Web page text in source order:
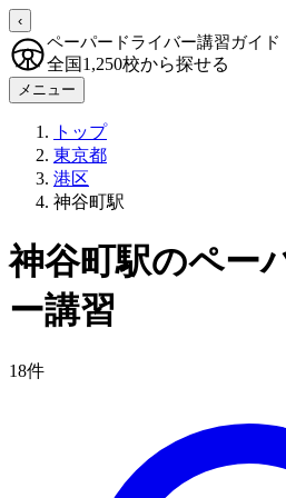
‹
ペーパードライバー講習ガイド
全国1,250校から探せる
メニュー
トップ
東京都
港区
神谷町駅
神谷町駅のペー
ー講習
18件